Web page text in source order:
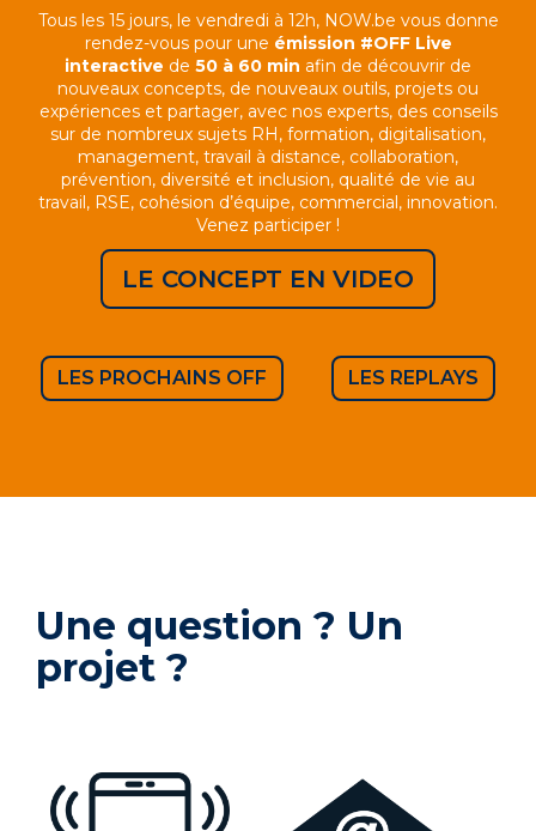
Tous les 15 jours, le vendredi à 12h, NOW.be vous donne
rendez-vous pour une émission #OFF Live
interactive de 50 à 60 min afin de découvrir de
nouveaux concepts, de nouveaux outils, projets ou
expériences et partager, avec nos experts, des conseils
sur de nombreux sujets RH, formation, digitalisation,
management, travail à distance, collaboration,
prévention, diversité et inclusion, qualité de vie au
travail, RSE, cohésion d’équipe, commercial, innovation.
Venez participer !
LE CONCEPT EN VIDEO
LES PROCHAINS OFF LES REPLAYS
Une question ? Un
projet ?